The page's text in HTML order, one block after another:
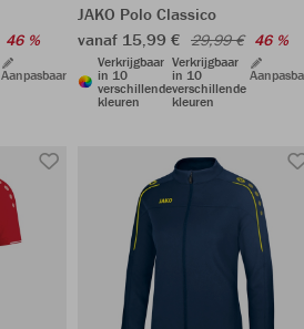
46 %
Aanpasbaar
JAKO Polo Classico
vanaf 15,99 € 29,99 € 46 %
Verkrijgbaar
in 10
verschillende
kleuren
Verkrijgbaar
in 10
verschillende
kleuren